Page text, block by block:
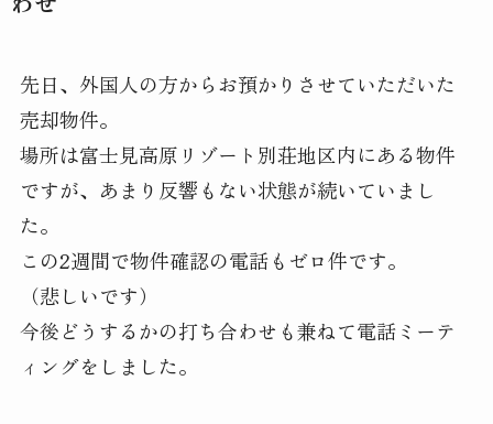
先日、外国人の方からお預かりさせていただいた
売却物件。
場所は富士見高原リゾート別荘地区内にある物件
ですが、あまり反響もない状態が続いていまし
た。
この2週間で物件確認の電話もゼロ件です。
（悲しいです）
今後どうするかの打ち合わせも兼ねて電話ミーテ
ィングをしました。